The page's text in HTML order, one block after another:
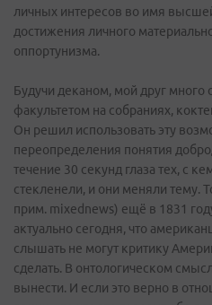
личных интересов во имя
достижения личного
оппортунизма.
Будучи деканом, мой друг много
факультетом на собраниях,
Он решил использовать эту
переопределения понятия
течение 30 секунд глаза тех, с
стекленели, и они меняли тему.
прим. mixednews) ещё в 1831
актуально сегодня, что
слышать не могут критику
сделать. В онтологическом
вынести. И если это верно в